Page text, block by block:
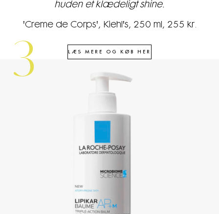
huden et klædeligt shine.
'Creme de Corps', Kiehl's, 250 ml, 255 kr.
LÆS MERE OG KØB HER
3